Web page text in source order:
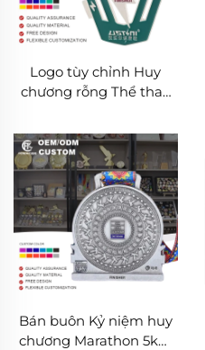
Logo tùy chỉnh Huy
chương rỗng Thể thao
loại Hoàn thành
Marathon Giải thưởng
thể thao
Bán buôn Kỷ niệm huy
chương Marathon 5km